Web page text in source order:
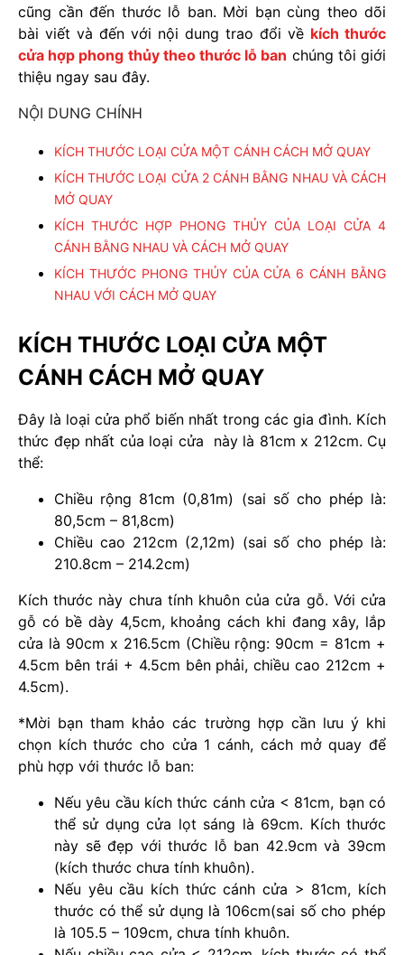
cũng cần đến thước lỗ ban. Mời bạn cùng theo dõi
bài viết và đến với nội dung trao đổi về kích thước
cửa hợp phong thủy theo thước lỗ ban chúng tôi giới
thiệu ngay sau đây.
NỘI DUNG CHÍNH
KÍCH THƯỚC LOẠI CỬA MỘT CÁNH CÁCH MỞ QUAY
KÍCH THƯỚC LOẠI CỬA 2 CÁNH BẰNG NHAU VÀ CÁCH
MỞ QUAY
KÍCH THƯỚC HỢP PHONG THỦY CỦA LOẠI CỬA 4
CÁNH BẰNG NHAU VÀ CÁCH MỞ QUAY
KÍCH THƯỚC PHONG THỦY CỦA CỬA 6 CÁNH BẰNG
NHAU VỚI CÁCH MỞ QUAY
KÍCH THƯỚC LOẠI CỬA MỘT
CÁNH CÁCH MỞ QUAY
Đây là loại cửa phổ biến nhất trong các gia đình. Kích
thức đẹp nhất của loại cửa này là 81cm x 212cm. Cụ
thể:
Chiều rộng 81cm (0,81m) (sai số cho phép là:
80,5cm – 81,8cm)
Chiều cao 212cm (2,12m) (sai số cho phép là:
210.8cm – 214.2cm)
Kích thước này chưa tính khuôn của cửa gỗ. Với cửa
gỗ có bề dày 4,5cm, khoảng cách khi đang xây, lắp
cửa là 90cm x 216.5cm (Chiều rộng: 90cm = 81cm +
4.5cm bên trái + 4.5cm bên phải, chiều cao 212cm +
4.5cm).
*Mời bạn tham khảo các trường hợp cần lưu ý khi
chọn kích thước cho cửa 1 cánh, cách mở quay để
phù hợp với thước lỗ ban:
Nếu yêu cầu kích thức cánh cửa < 81cm, bạn có
thể sử dụng cửa lọt sáng là 69cm. Kích thước
này sẽ đẹp với thước lỗ ban 42.9cm và 39cm
(kích thước chưa tính khuôn).
Nếu yêu cầu kích thức cánh cửa > 81cm, kích
thước có thể sử dụng là 106cm(sai số cho phép
là 105.5 – 109cm, chưa tính khuôn.